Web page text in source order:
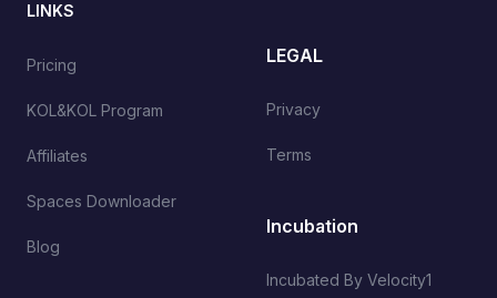
LINKS
Pricing
KOL&KOL Program
Affiliates
Spaces Downloader
Blog
LEGAL
Privacy
Terms
Incubation
Incubated By Velocity1